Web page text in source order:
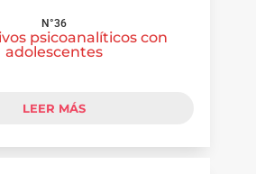
N°36
psicoanalíticos con
adolescentes
LEER MÁS